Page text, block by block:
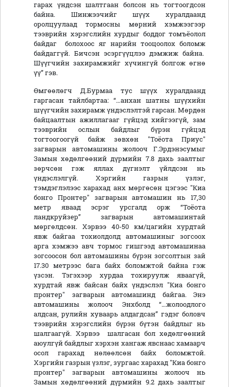
гарах үндсэн шалтгаан болсон нь тогтоогдсон
байна. Шинжээчийг шүүх хуралдаанд
оролцуулаад тормосны мөрний хэмжээгээр
тээврийн хэрэгслийн хурдыг боддог томъёолол
байдаг болохоос яг нарийн тооцоолох боломж
байдаггүй. Бичсэн эсэргүүцлээ дэмжиж байна.
Шүүгчийн захирамжийг хүчингүй болгож өгнө
үү” гэв.
Өмгөөлөгч Д.Бурмаа тус шүүх хуралдаанд
гаргасан тайлбартаа: “…анхан шатны шүүхийн
шүүгчийн захирамж үндэслэлтэй гарсан. Мөрдөн
байцаалтын ажиллагааг гүйцэд хийгээгүй, зам
тээврийн ослын байдлыг бүрэн гүйцэд
тогтоогоогүй байж зөвхөн "Тоёота Приус"
загварын автомашины жолооч Г.Эрдэнэсумыг
Замын хөдөлгөөний дүрмийн 7.8 дахь заалтыг
зөрчсөн гэж яллах дүгнэлт үйлдсэн нь
үндэслэлгүй. Хэргийн газрын үзлэг,
тэмдэглэлээс харахад анх мөргөсөн цэгээс "Киа
бонго Пронтер" загварын автомашин нь 17,30
метр яваад эсрэг урсгалд орж “Тоёота
ландкруйзер” загварын автомашинтай
мөргөлдсөн. Хэрвээ 40-50 км/цагийн хурдтай
явж байгаа тохиолдолд автомашиныг зогсоох
арга хэмжээ авч тормос гишгээд автомашинаа
зогсоосон бол автомашины бүрэн зогсолтын зай
17.30 метрээс бага байх боломжтой байна гэж
үзсэн. Тэгэхээр хурдаа тохируулж яваагүй,
хурдтай явж байсан байх үндэслэл "Киа бонго
пронтер" загварын автомашинд байгаа. Энэ
автомашины жолооч Энхболд “…жолоодлого
алдсан, рулийн хуваарь алдагдсан” гэдэг боловч
тээврийн хэрэгслийн бүрэн бүтэн байдлыг нь
шалгаагүй. Хэрвээ шалгасан бол хөдөлгөөний
аюулгүй байдлыг хэрхэн хангаж явснаас хамаарч
осол гарахад нөлөөлсөн байх боломжтой.
Хэргийн газрын үзлэг, зургаас харахад "Киа бонго
пронтер" загварын автомашины жолооч нь
Замын хөдөлгөөний дүрмийн 9.2 дахь заалтыг